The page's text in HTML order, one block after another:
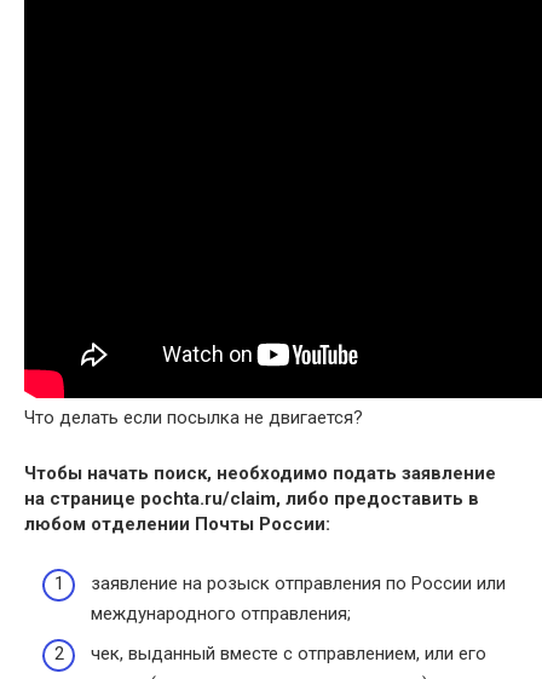
Что делать если посылка не двигается?
Чтобы начать поиск, необходимо подать заявление
на странице pochta.ru/claim, либо предоставить в
любом отделении Почты России:
заявление на розыск отправления по России или
международного отправления;
чек, выданный вместе с отправлением, или его